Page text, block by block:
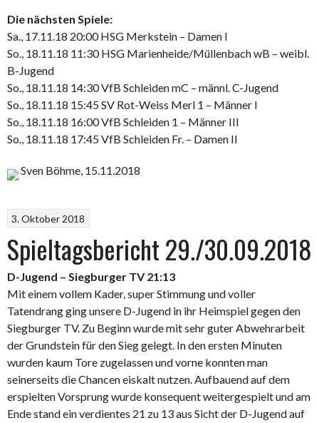
Die nächsten Spiele:
Sa., 17.11.18 20:00 HSG Merkstein – Damen I
So., 18.11.18 11:30 HSG Marienheide/Müllenbach wB – weibl.
B-Jugend
So., 18.11.18 14:30 VfB Schleiden mC – männl. C-Jugend
So., 18.11.18 15:45 SV Rot-Weiss Merl 1 – Männer I
So., 18.11.18 16:00 VfB Schleiden 1 – Männer III
So., 18.11.18 17:45 VfB Schleiden Fr. – Damen II
Sven Böhme, 15.11.2018
3. Oktober 2018
Spieltagsbericht 29./30.09.2018
D-Jugend – Siegburger TV 21:13
Mit einem vollem Kader, super Stimmung und voller
Tatendrang ging unsere D-Jugend in ihr Heimspiel gegen den
Siegburger TV. Zu Beginn wurde mit sehr guter Abwehrarbeit
der Grundstein für den Sieg gelegt. In den ersten Minuten
wurden kaum Tore zugelassen und vorne konnten man
seinerseits die Chancen eiskalt nutzen. Aufbauend auf dem
erspielten Vorsprung wurde konsequent weitergespielt und am
Ende stand ein verdientes 21 zu 13 aus Sicht der D-Jugend auf